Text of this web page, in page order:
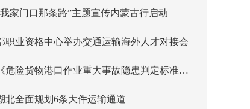
家门口那条路”主题宣传内蒙古行启动
职业资格中心举办交通运输海外人才对接会
《危险货物港口作业重大事故隐患判定标准》条款释义
北全面规划6条大件运输通道